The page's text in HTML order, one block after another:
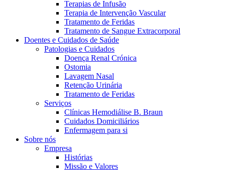
Contactos
Em diálogo com a B. Braun. Entre em contacto connosco
Terapias de Infusão
Terapia de Intervenção Vascular
Tratamento de Feridas
Tratamento de Sangue Extracorporal
Doentes e Cuidados de Saúde
Patologias e Cuidados
Doença Renal Crónica
Ostomia
Lavagem Nasal
Retenção Urinária
Tratamento de Feridas
Serviços
Clínicas Hemodiálise B. Braun
Cuidados Domiciliários
Enfermagem para si
Sobre nós
Empresa
Histórias
Missão e Valores